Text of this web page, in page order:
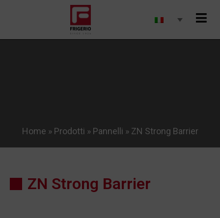
Home » Prodotti » Pannelli » ZN Strong Barrier
ZN Strong Barrier